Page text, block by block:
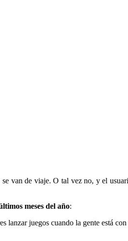
se van de viaje. O tal vez no, y el
meses del año:
lanzar juegos cuando la gente está